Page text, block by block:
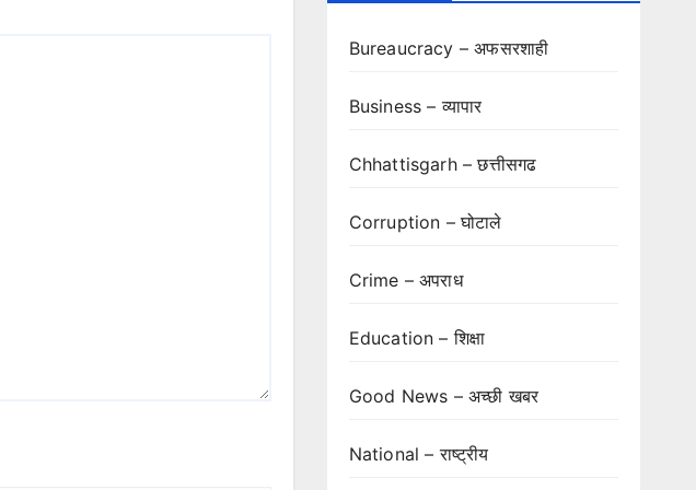
Bureaucracy – अफसरशाही
Business – व्यापार
Chhattisgarh – छत्तीसगढ
Corruption – घोटाले
Crime – अपराध
Education – शिक्षा
Good News – अच्छी खबर
National – राष्ट्रीय